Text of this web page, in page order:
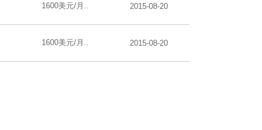
1600美元/月.. 2015-08-20
1600美元/月.. 2015-08-20